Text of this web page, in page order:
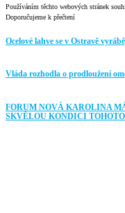
Používáním těchto webových stránek
Doporučujeme k přečtení
Ocelové lahve se v Ostravě
Vláda rozhodla o prodloužení
FORUM NOVÁ KAROLINA
SKVĚLOU KONDICI